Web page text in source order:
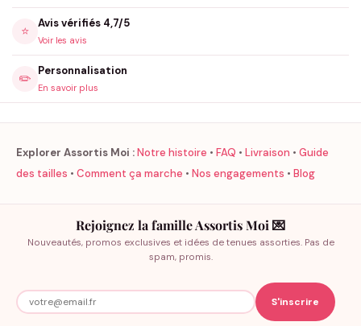
⭐
Avis vérifiés 4,7/5
Voir les avis
✏️
Personnalisation
En savoir plus
Explorer Assortis Moi :Notre histoire • FAQ • Livraison • Guide
des tailles • Comment ça marche • Nos engagements • Blog
Rejoignez la famille Assortis Moi 💌
Nouveautés, promos exclusives et idées de tenues assorties. Pas de
spam, promis.